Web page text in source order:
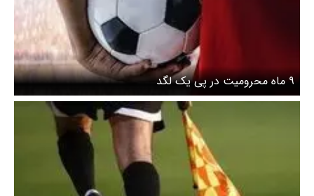
۹ ماه محرومیت در پی یک لگد